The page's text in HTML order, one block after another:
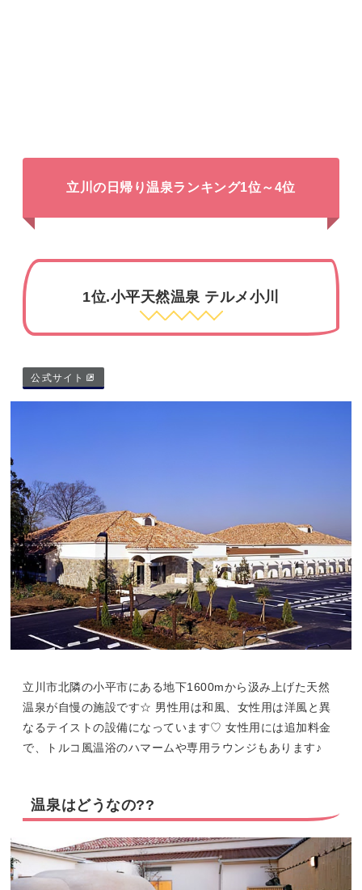
立川の日帰り温泉ランキング1位～4位
1位.小平天然温泉 テルメ小川
公式サイト
立川市北隣の小平市にある地下1600mから汲み上げた天然
温泉が自慢の施設です☆ 男性用は和風、女性用は洋風と異
なるテイストの設備になっています♡ 女性用には追加料金
で、トルコ風温浴のハマームや専用ラウンジもあります♪
温泉はどうなの??